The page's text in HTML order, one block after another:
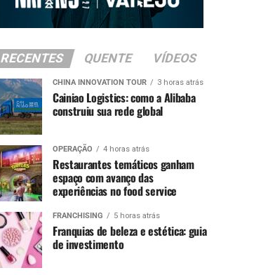
RECENTES QUENTE VÍDEOS
CHINA INNOVATION TOUR 3 horas atrás
Cainiao Logistics: como a Alibaba
construiu sua rede global
OPERAÇÃO 4 horas atrás
Restaurantes temáticos ganham
espaço com avanço das
experiências no food service
FRANCHISING 5 horas atrás
Franquias de beleza e estética: guia
de investimento